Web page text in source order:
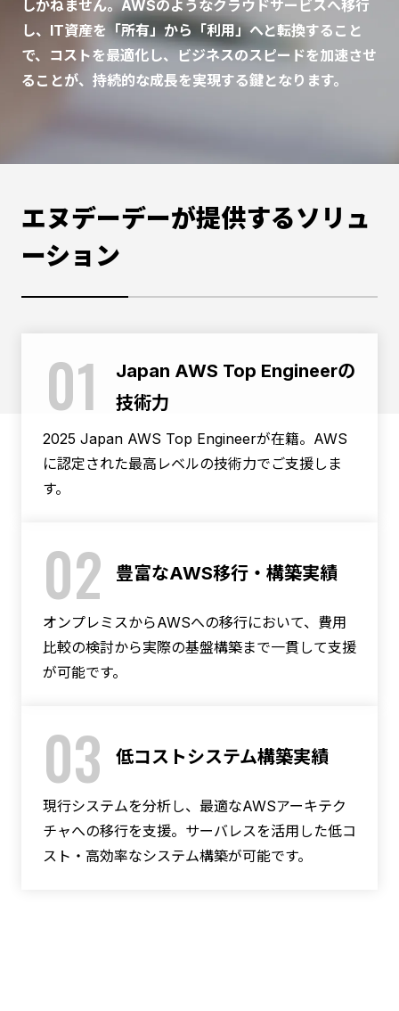
しかねません。AWSのようなクラウドサービスへ移行
し、IT資産を「所有」から「利用」へと転換すること
で、コストを最適化し、ビジネスのスピードを加速させ
ることが、持続的な成長を実現する鍵となります。
エヌデーデーが提供するソリュ
ーション
01
Japan AWS Top Engineerの
技術力
2025 Japan AWS Top Engineerが在籍。AWS
に認定された最高レベルの技術力でご支援しま
す。
02 豊富なAWS移行・構築実績
オンプレミスからAWSへの移行において、費用
比較の検討から実際の基盤構築まで一貫して支援
が可能です。
03 低コストシステム構築実績
現行システムを分析し、最適なAWSアーキテク
チャへの移行を支援。サーバレスを活用した低コ
スト・高効率なシステム構築が可能です。